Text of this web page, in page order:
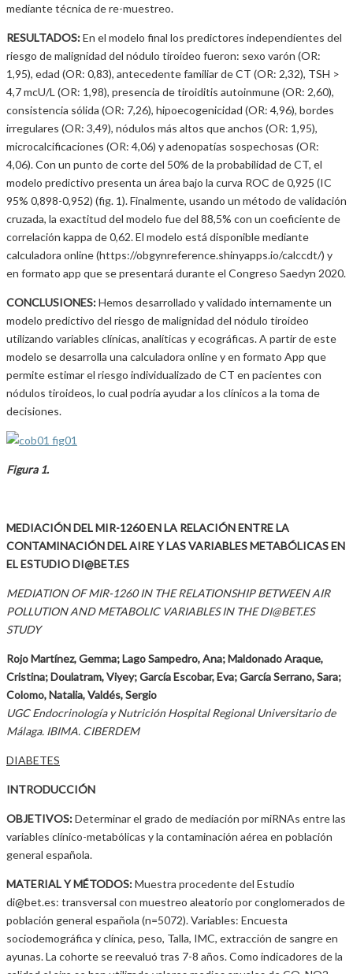
mediante técnica de re-muestreo.
RESULTADOS:En el modelo final los predictores independientes del
riesgo de malignidad del nódulo tiroideo fueron: sexo varón (OR:
1,95), edad (OR: 0,83), antecedente familiar de CT (OR: 2,32), TSH >
4,7 mcU/L (OR: 1,98), presencia de tiroiditis autoinmune (OR: 2,60),
consistencia sólida (OR: 7,26), hipoecogenicidad (OR: 4,96), bordes
irregulares (OR: 3,49), nódulos más altos que anchos (OR: 1,95),
microcalcificaciones (OR: 4,06) y adenopatías sospechosas (OR:
4,06). Con un punto de corte del 50% de la probabilidad de CT, el
modelo predictivo presenta un área bajo la curva ROC de 0,925 (IC
95% 0,898-0,952) (fig. 1). Finalmente, usando un método de validación
cruzada, la exactitud del modelo fue del 88,5% con un coeficiente de
correlación kappa de 0,62. El modelo está disponible mediante
calculadora online (https://obgynreference.shinyapps.io/calccdt/) y
en formato app que se presentará durante el Congreso Saedyn 2020.
CONCLUSIONES:Hemos desarrollado y validado internamente un
modelo predictivo del riesgo de malignidad del nódulo tiroideo
utilizando variables clínicas, analíticas y ecográficas. A partir de este
modelo se desarrolla una calculadora online y en formato App que
permite estimar el riesgo individualizado de CT en pacientes con
nódulos tiroideos, lo cual podría ayudar a los clínicos a la toma de
decisiones.
Figura 1.
MEDIACIÓN DEL MIR-1260 EN LA RELACIÓN ENTRE LA
CONTAMINACIÓN DEL AIRE Y LAS VARIABLES METABÓLICAS EN
EL ESTUDIO DI@BET.ES
MEDIATION OF MIR-1260 IN THE RELATIONSHIP BETWEEN AIR
POLLUTION AND METABOLIC VARIABLES IN THE DI@BET.ES
STUDY
Rojo Martínez, Gemma; Lago Sampedro, Ana; Maldonado Araque,
Cristina; Doulatram, Viyey; García Escobar, Eva; García Serrano, Sara;
Colomo, Natalia, Valdés, Sergio
UGC Endocrinología y Nutrición Hospital Regional Universitario de
Málaga. IBIMA. CIBERDEM
DIABETES
INTRODUCCIÓN
OBJETIVOS:Determinar el grado de mediación por miRNAs entre las
variables clínico-metabólicas y la contaminación aérea en población
general española.
MATERIAL Y MÉTODOS:Muestra procedente del Estudio
di@bet.es: transversal con muestreo aleatorio por conglomerados de
población general española (n=5072). Variables: Encuesta
sociodemográfica y clínica, peso, Talla, IMC, extracción de sangre en
ayunas. La cohorte se reevaluó tras 7-8 años. Como indicadores de la